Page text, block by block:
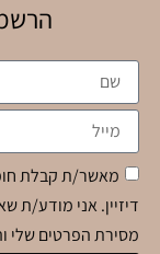
מאשר/ת קבלת
דיזיין. אני מודע/ת
מסירת הפרטים שלי